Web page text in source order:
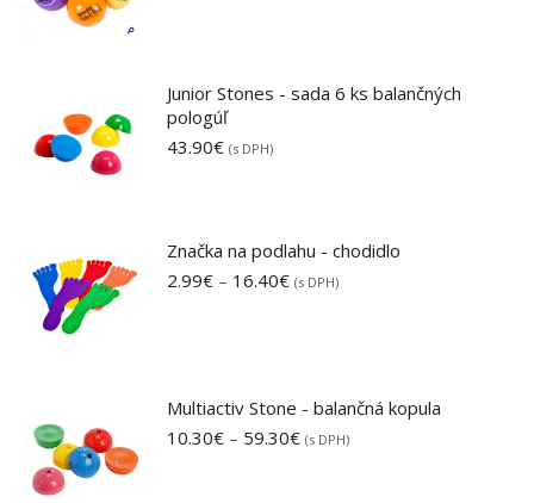
Junior Stones - sada 6 ks balančných
pologúľ
43.90€ (s DPH)
Značka na podlahu - chodidlo
2.99€ – 16.40€Price
(s DPH)
Multiactiv Stone - balančná kopula
10.30€ – 59.30€Price
(s DPH)